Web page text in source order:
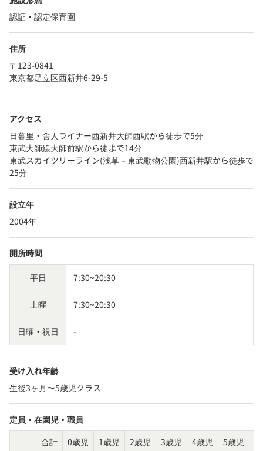
認証・認定保育園
住所
〒123-0841
東京都足立区西新井6-29-5
アクセス
日暮里・舎人ライナー西新井大師西駅から徒歩で5分
東武大師線大師前駅から徒歩で14分
東武スカイツリーライン(浅草－東武動物公園)西新井駅から徒歩で
25分
設立年
2004年
開所時間
平日 7:30~20:30
土曜 7:30~20:30
日曜・祝日 -
受け入れ年齢
生後3ヶ月〜5歳児クラス
定員・在園児・職員
合計
0歳児 1歳児 2歳児 3歳児 4歳児 5歳児